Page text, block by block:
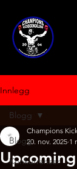
Innlegg
Blogg
Konkurranser
Blogg
Champions
20. nov. 2025 1